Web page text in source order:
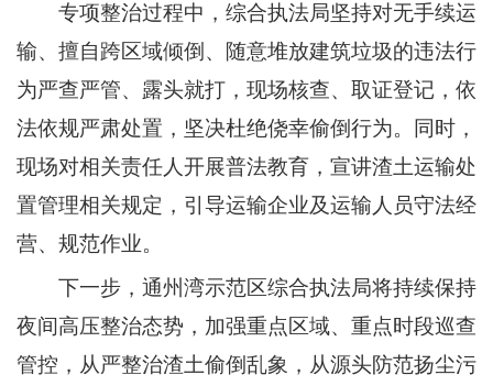
专项整治过程中， 综合执法局坚持对无手续运
输、擅自跨区域倾倒、随意堆放建筑垃圾的违法行
为严查严管、露头就打，现场核查、取证登记，依
法依规严肃处置，坚决杜绝侥幸偷倒行为。同时，
现场对相关责任人开展普法教育，宣讲渣土运输处
置管理相关规定，引导运输企业及运输人员守法经
营、规范作业。
下一步， 通州湾示范区综合执法局将持续保持
夜间高压整治态势，加强重点区域、重点时段巡查
管控，从严整治渣土偷倒乱象，从源头防范扬尘污